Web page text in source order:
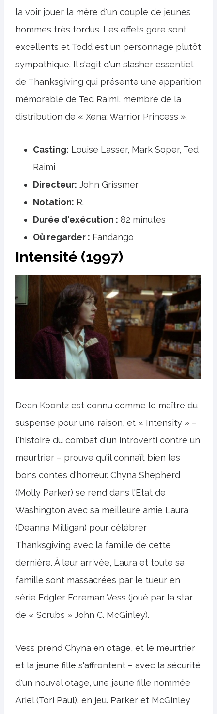
la voir jouer la mère d'un couple de jeunes
hommes très tordus. Les effets gore sont
excellents et Todd est un personnage plutôt
sympathique. Il s'agit d'un slasher essentiel
de Thanksgiving qui présente une apparition
mémorable de Ted Raimi, membre de la
distribution de « Xena: Warrior Princess ».
Casting: Louise Lasser, Mark Soper, Ted
Raimi
Directeur: John Grissmer
Notation: R.
Durée d'exécution : 82 minutes
Où regarder : Fandango
Intensité (1997)
Dean Koontz est connu comme le maître du
suspense pour une raison, et « Intensity » –
l'histoire du combat d'un introverti contre un
meurtrier – prouve qu'il connaît bien les
bons contes d'horreur. Chyna Shepherd
(Molly Parker) se rend dans l'État de
Washington avec sa meilleure amie Laura
(Deanna Milligan) pour célébrer
Thanksgiving avec la famille de cette
dernière. À leur arrivée, Laura et toute sa
famille sont massacrées par le tueur en
série Edgler Foreman Vess (joué par la star
de « Scrubs » John C. McGinley).
Vess prend Chyna en otage, et le meurtrier
et la jeune fille s'affrontent – ​​avec la sécurité
d'un nouvel otage, une jeune fille nommée
Ariel (Tori Paul), en jeu. Parker et McGinley